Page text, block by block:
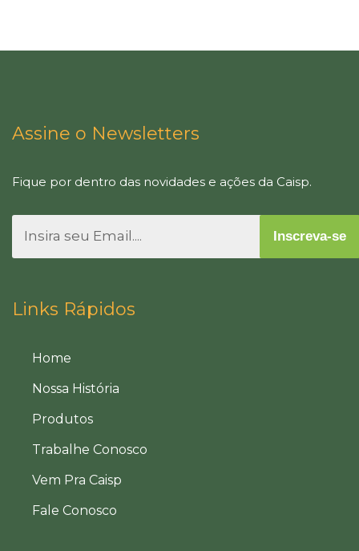
Assine o Newsletters
Fique por dentro das novidades e ações da Caisp.
Inscreva-se
Links Rápidos
Home
Nossa História
Produtos
Trabalhe Conosco
Vem Pra Caisp
Fale Conosco